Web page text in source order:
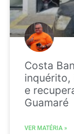
Costa
inquérito,
e
Guamaré
VER MATÉRIA »